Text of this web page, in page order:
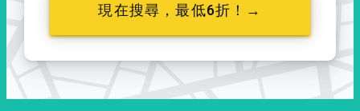
現在搜尋，最低6折！→